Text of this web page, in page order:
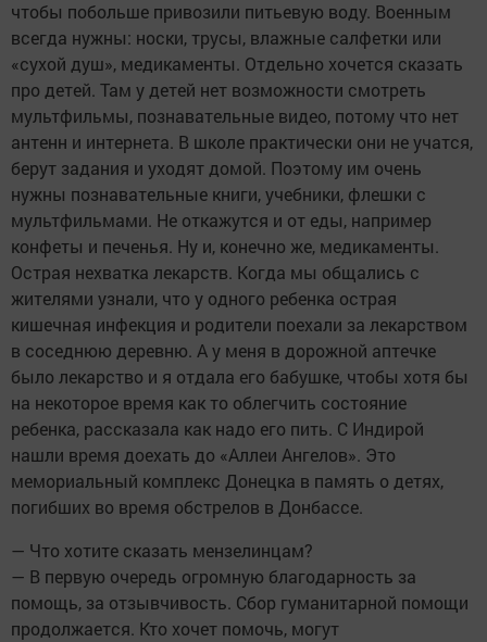
чтобы побольше привозили питьевую воду. Военным
всегда нужны: носки, трусы, влажные салфетки или
«сухой душ», медикаменты. Отдельно хочется сказать
про детей. Там у детей нет возможности смотреть
мультфильмы, познавательные видео, потому что нет
антенн и интернета. В школе практически они не учатся,
берут задания и уходят домой. Поэтому им очень
нужны познавательные книги, учебники, флешки с
мультфильмами. Не откажутся и от еды, например
конфеты и печенья. Ну и, конечно же, медикаменты.
Острая нехватка лекарств. Когда мы общались с
жителями узнали, что у одного ребенка острая
кишечная инфекция и родители поехали за лекарством
в соседнюю деревню. А у меня в дорожной аптечке
было лекарство и я отдала его бабушке, чтобы хотя бы
на некоторое время как то облегчить состояние
ребенка, рассказала как надо его пить. С Индирой
нашли время доехать до «Аллеи Ангелов». Это
мемориальный комплекс Донецка в память о детях,
погибших во время обстрелов в Донбассе.
— Что хотите сказать мензелинцам?
— В первую очередь огромную благодарность за
помощь, за отзывчивость. Сбор гуманитарной помощи
продолжается. Кто хочет помочь, могут